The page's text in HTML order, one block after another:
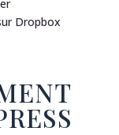
Dropbox